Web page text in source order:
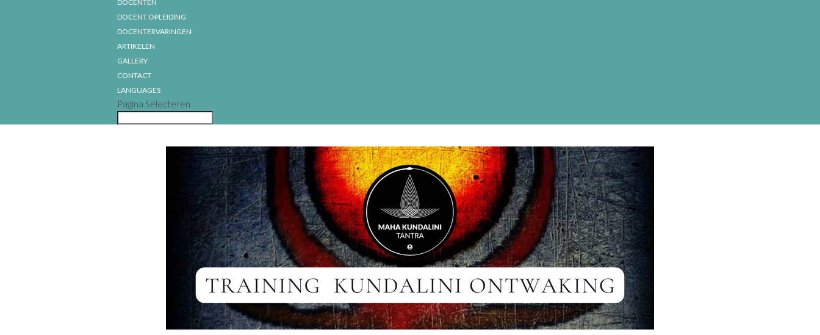
DOCENTEN
DOCENT OPLEIDING
DOCENTERVARINGEN
ARTIKELEN
GALLERY
CONTACT
LANGUAGES
Pagina Selecteren